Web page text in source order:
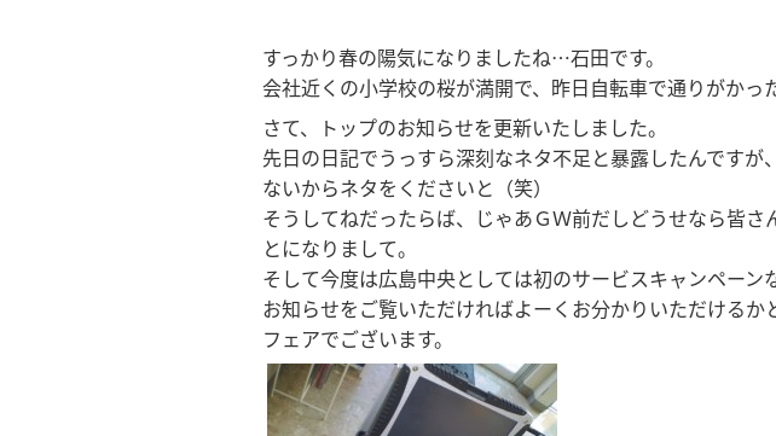
すっかり春の陽気になりましたね…石田です。
会社近くの小学校の桜が満開で、昨日自転車で通りがか
さて、トップのお知らせを更新いたしました。
先日の日記でうっすら深刻なネタ不足と暴露したんです
ないからネタをくださいと（笑）
そうしてねだったらば、じゃあＧＷ前だしどうせなら皆
とになりまして。
そして今度は広島中央としては初のサービスキャンペーン
お知らせをご覧いただければよーくお分かりいただける
フェアでございます。